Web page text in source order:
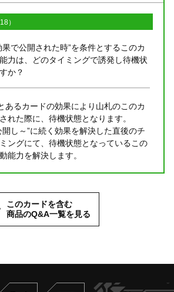
）
果で公開された時”を条件とするこのカ
力は、どのタイミングで誘発し待機状
か？
あるカードの効果により山札のこのカ
れた際に、待機状態となります。
開し～”に続く効果を解決した直後のチ
ングにて、待機状態となっているこの
能力を解決します。
このカードを含む
商品のQ&A一覧を見る
Twitter ヴァンガードch